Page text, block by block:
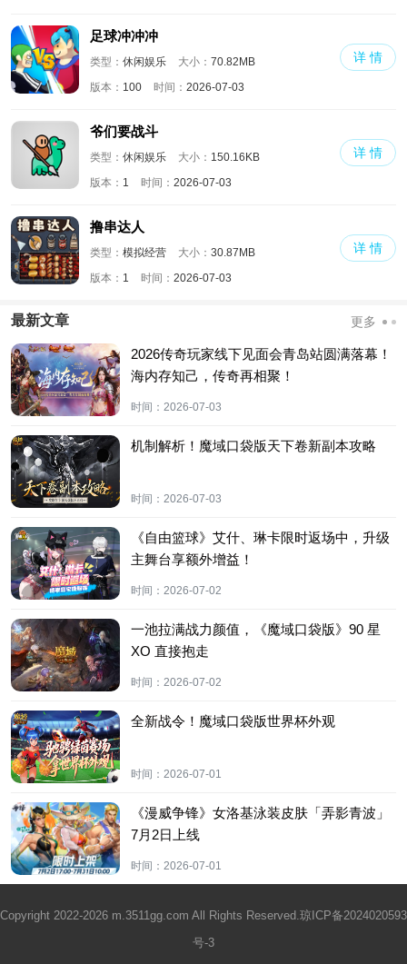
足球冲冲冲
类型： 休闲娱乐 大小： 70.82MB
版本： 100 时间： 2026-07-03
详 情
爷们要战斗
类型： 休闲娱乐 大小： 150.16KB
版本： 1 时间： 2026-07-03
详 情
撸串达人
类型： 模拟经营 大小： 30.87MB
版本： 1 时间： 2026-07-03
详 情
最新文章 更多
2026传奇玩家线下见面会青岛站圆满落幕！
海内存知己，传奇再相聚！
时间： 2026-07-03
机制解析！魔域口袋版天下卷新副本攻略
时间： 2026-07-03
《自由篮球》艾什、琳卡限时返场中，升级
主舞台享额外增益！
时间： 2026-07-02
一池拉满战力颜值，《魔域口袋版》90 星
XO 直接抱走
时间： 2026-07-02
全新战令！魔域口袋版世界杯外观
时间： 2026-07-01
《漫威争锋》女洛基泳装皮肤「弄影青波」
7月2日上线
时间： 2026-07-01
Copyright 2022-2026 m.3511gg.com All Rights Reserved.琼ICP备2024020593
号-3